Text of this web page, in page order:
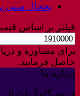
یخچال مینی
فیلتر بر اساس
حداقل
قیمت
برای مشاوره و
حاصل فرمایید.
درباره ما